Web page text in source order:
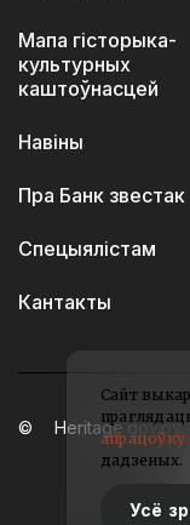
Мапа гісторыка-
культурных
каштоўнасцей
Навіны
Пра Банк звестак
Спецыялістам
Кантакты
Heritage.gov.by
Сайт
апрацоўку
дадзеных.
Усё